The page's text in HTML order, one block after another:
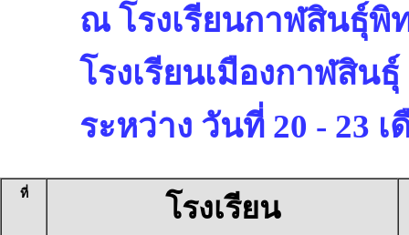
ณ โรงเรียนกาฬสินธุ์พิ
โรงเรียนเมืองกาฬสิน
ระหว่าง วันที่ 20 - 23
ที่ โรงเรียน